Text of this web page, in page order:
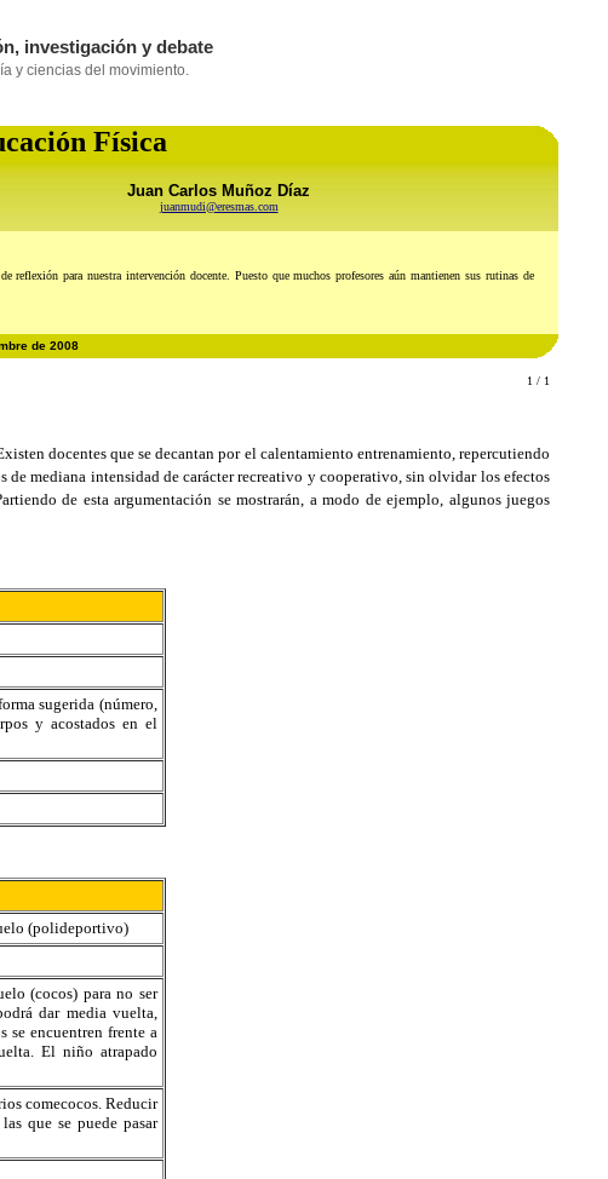
Física
Juan Carlos Muñoz Díaz
juanmudi@eresmas.com
para nuestra intervención docente. Puesto que muchos profesores aún mantienen sus rutinas de
de 2008
1 / 1
docentes que se decantan por el calentamiento entrenamiento, repercutiendo
de mediana intensidad de carácter recreativo y cooperativo, sin olvidar los efectos
de esta argumentación se mostrarán, a modo de ejemplo, algunos juegos
sugerida (número,
y acostados en el
(polideportivo)
(cocos) para no ser
dar media vuelta,
se encuentren frente a
El niño atrapado
comecocos. Reducir
que se puede pasar